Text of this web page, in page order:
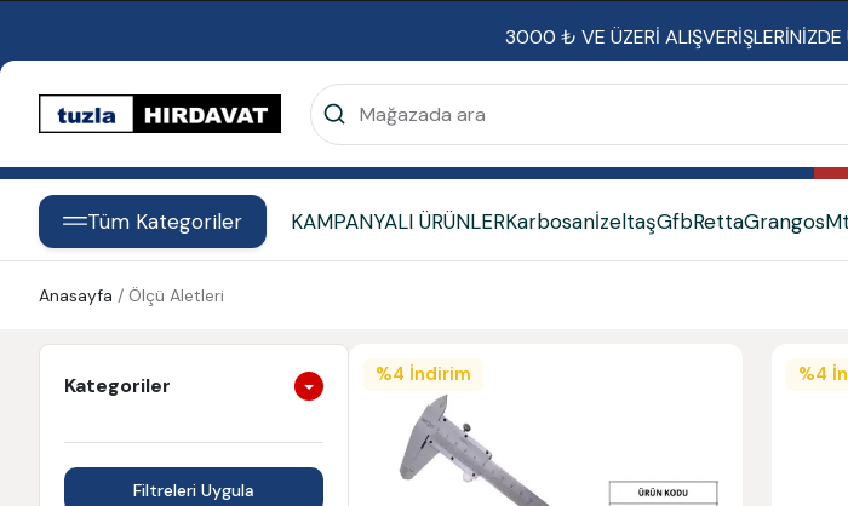
3000 ₺ VE ÜZERİ ALIŞVERİŞLERİNİZDE
Tüm Kategoriler KAMPANYALI ÜRÜNLERKarbosanİzeltaşGfbRettaGrangos
Anasayfa / Ölçü Aletleri
Kategoriler
Filtreleri Uygula
%4 İndirim %4